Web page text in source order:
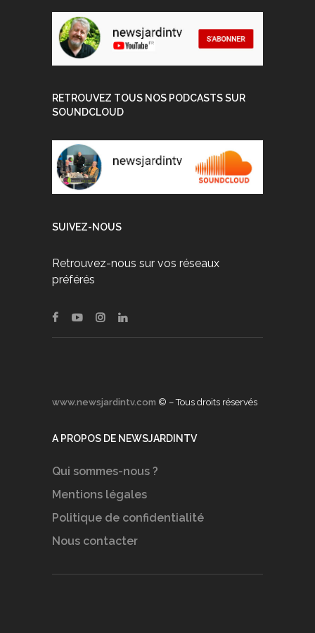
RETROUVEZ TOUS NOS PODCASTS SUR
SOUNDCLOUD
SUIVEZ-NOUS
Retrouvez-nous sur vos réseaux
préférés
www.newsjardintv.com © – Tous droits réservés
A PROPOS DE NEWSJARDINTV
Qui sommes-nous ?
Mentions légales
Politique de confidentialité
Nous contacter